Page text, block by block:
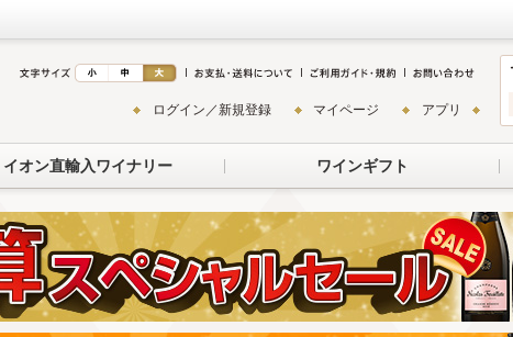
ログイン／新規登録 マイページ アプリ
イオン直輸入ワイナリー ワインギフト